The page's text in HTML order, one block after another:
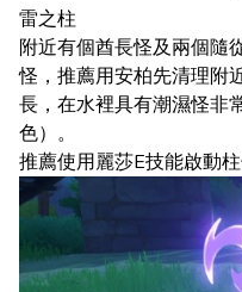
雷之柱
附近有個酋長怪及兩個隨
怪，推薦用安柏先清理附
長，在水裡具有潮濕怪非
色）。
推薦使用麗莎E技能啟動柱